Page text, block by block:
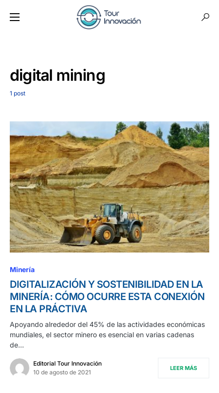
digital mining
1 post
Minería
DIGITALIZACIÓN Y SOSTENIBILIDAD EN LA
MINERÍA: CÓMO OCURRE ESTA CONEXIÓN
EN LA PRÁCTIVA
Apoyando alrededor del 45% de las actividades económicas
mundiales, el sector minero es esencial en varias cadenas
de…
Editorial Tour Innovación
10 de agosto de 2021
LEER MÁS